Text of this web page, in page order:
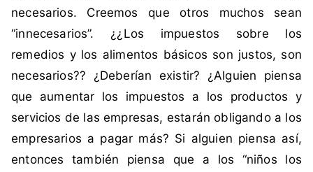
d
a
c
o
o
i
m
a
r
i
s
necesarios. Creemos que otros muchos sean
“innecesarios”. ¿¿Los impuestos sobre los
remedios y los alimentos básicos son justos, son
necesarios?? ¿Deberían existir? ¿Alguien piensa
que aumentar los impuestos a los productos y
servicios de las empresas, estarán obligando a los
empresarios a pagar más? Si alguien piensa así,
entonces también piensa que a los “niños los